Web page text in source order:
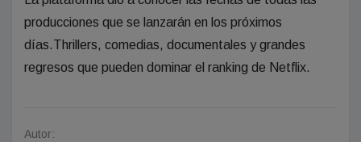
producciones que se lanzarán en los próximos
días.Thrillers, comedias, documentales y grandes
regresos que pueden dominar el ranking de Netflix.
Autor: